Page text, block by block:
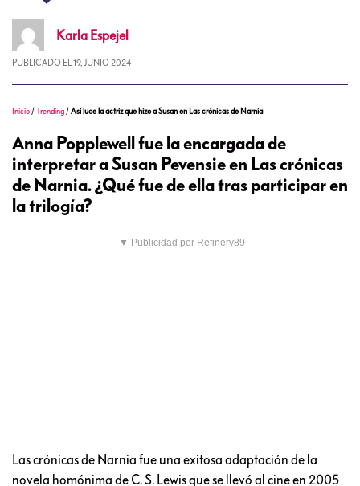
Karla Espejel
PUBLICADO EL 19, JUNIO 2024
Inicio /Trending /Así luce la actriz que hizo a Susan en Las crónicas de Narnia
Anna Popplewell fue la encargada de
interpretar a Susan Pevensie en Las crónicas
de Narnia. ¿Qué fue de ella tras participar en
la trilogía?
▼ Publicidad por Refinery89
Las crónicas de Narnia fue una exitosa adaptación de la
novela homónima de C. S. Lewis que se llevó al cine en 2005